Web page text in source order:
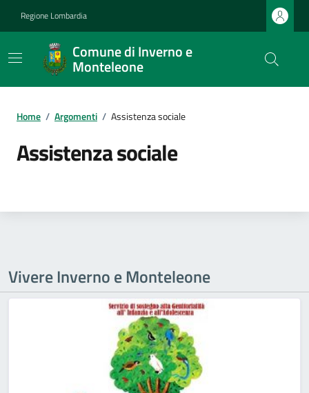
Regione Lombardia
Comune di Inverno e
Monteleone
Home / Argomenti / Assistenza sociale
Assistenza sociale
Vivere Inverno e Monteleone